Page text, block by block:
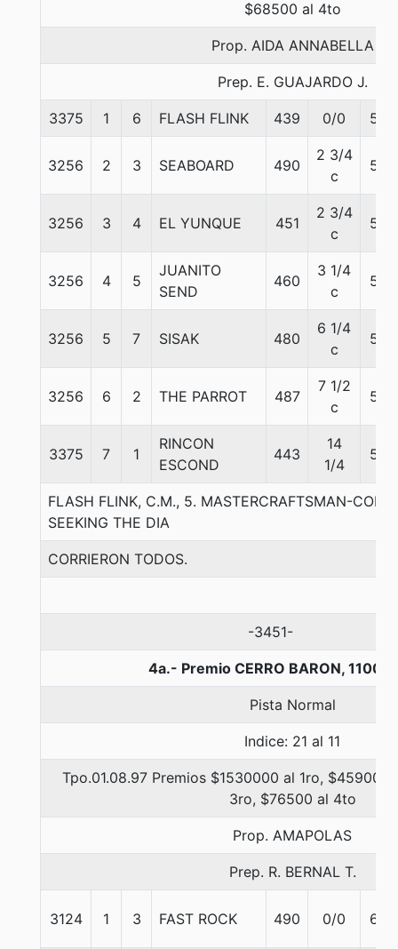
$68500 al 4to
Prop. AIDA ANNABELLA
Prep. E. GUAJARDO J.
3375 1 6 FLASH FLINK 439 0/0 53
3256 2 3 SEABOARD 490
2 3/4
c
58
3256 3 4 EL YUNQUE 451
2 3/4
c
57
3256 4 5
JUANITO
SEND
460
3 1/4
c
58
3256 5 7 SISAK 480
6 1/4
c
55
3256 6 2 THE PARROT 487
7 1/2
c
57
3375 7 1
RINCON
ESCOND
443
14
1/4
54
FLASH FLINK, C.M., 5. MASTERCRAFTSMAN-
SEEKING THE DIA
CORRIERON TODOS.
-3451-
4a.- Premio CERRO BARON, 1100
Pista Normal
Indice: 21 al 11
Tpo.01.08.97 Premios $1530000 al 1ro,
3ro, $76500 al 4to
Prop. AMAPOLAS
Prep. R. BERNAL T.
3124 1 3 FAST ROCK 490 0/0 60